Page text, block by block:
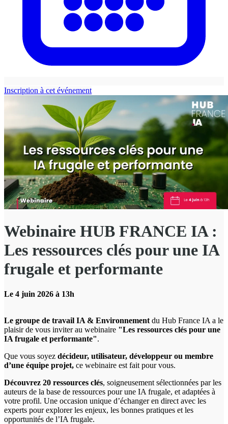
Inscription à cet événement
Webinaire HUB FRANCE IA :
Les ressources clés pour une IA
frugale et performante
Le 4 juin 2026 à 13h
Le groupe de travail IA & Environnement du Hub France IA a le
plaisir de vous inviter au webinaire "Les ressources clés pour une
IA frugale et performante".
Que vous soyez décideur, utilisateur, développeur ou membre
d’une équipe projet, ce webinaire est fait pour vous.
Découvrez 20 ressources clés, soigneusement sélectionnées par les
auteurs de la ⁠base de ressources pour une IA frugale, et adaptées à
votre profil. Une occasion unique d’échanger en direct avec les
experts pour explorer les enjeux, les bonnes pratiques et les
opportunités de l’IA frugale.